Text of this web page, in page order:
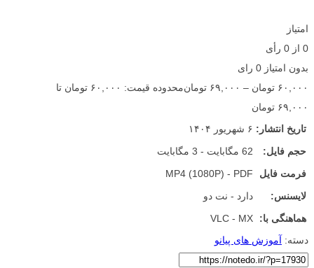
امتیاز
0 از 0 رأی
بدون امتیاز 0 رای
۶۰,۰۰۰ تومان – ۶۹,۰۰۰ تومان
محدوده قیمت: ۶۰,۰۰۰ تومان تا
۶۹,۰۰۰ تومان
تاریخ انتشار: ۶ شهریور ۱۴۰۴
حجم فایل:
62 مگابایت - 3 مگابایت
فرمت فایل
MP4 (1080P) - PDF
لایسنس:
دارد - نت دو
هماهنگی با:
VLC - MX
دسته: آموزش های پیانو